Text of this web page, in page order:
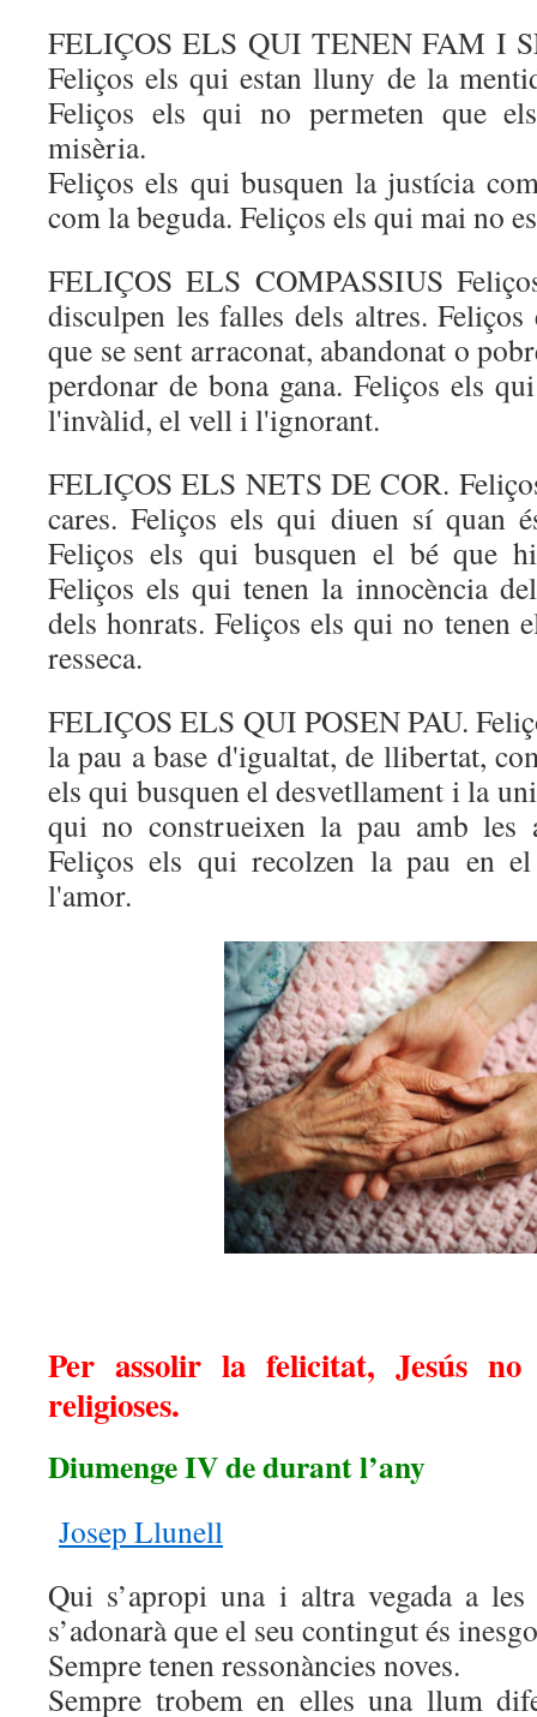
FELIÇOS ELS QUI TENEN FAM I
Feliços els qui estan lluny de la
Feliços els qui no permeten que
misèria.
Feliços els qui busquen la justícia
com la beguda. Feliços els qui mai no
FELIÇOS ELS COMPASSIUS
disculpen les falles dels altres.
que se sent arraconat, abandonat o
perdonar de bona gana. Feliços els
l'invàlid, el vell i l'ignorant.
FELIÇOS ELS NETS DE COR.
cares. Feliços els qui diuen sí quan
Feliços els qui busquen el bé que
Feliços els qui tenen la innocència
dels honrats. Feliços els qui no tenen
resseca.
FELIÇOS ELS QUI POSEN PAU.
la pau a base d'igualtat, de llibertat,
els qui busquen el desvetllament i la
qui no construeixen la pau amb les
Feliços els qui recolzen la pau en
l'amor.
Per assolir la felicitat, Jesús no
religioses.
Diumenge IV de durant l’any
Josep Llunell
Qui s’apropi una i altra vegada a les
s’adonarà que el seu contingut és
Sempre tenen ressonàncies noves.
Sempre trobem en elles una llum